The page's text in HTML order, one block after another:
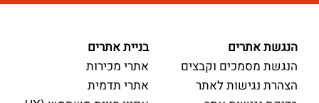
הנגשת אתרים
הנגשת מסמכים וקבצים
הצהרת נגישות לאתר
בניית אתרים
אתרי מכירות
אתרי תדמית